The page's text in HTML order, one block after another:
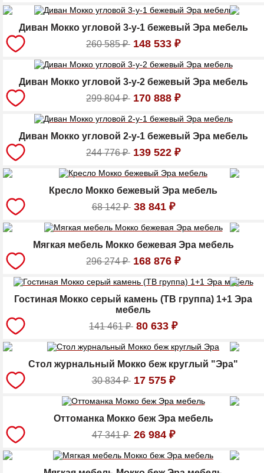
Диван Мокко угловой 3-у-1 бежевый Эра мебель
260 585₽ 148 533 ₽
Диван Мокко угловой 3-у-2 бежевый Эра мебель
299 804₽ 170 888 ₽
Диван Мокко угловой 2-у-1 бежевый Эра мебель
244 776₽ 139 522 ₽
Кресло Мокко бежевый Эра мебель
68 142₽ 38 841 ₽
Мягкая мебель Мокко бежевая Эра мебель
296 274₽ 168 876 ₽
Гостиная Мокко серый камень (ТВ группа) 1+1 Эра
мебель
141 461₽ 80 633 ₽
Стол журнальный Мокко беж круглый "Эра"
30 834₽ 17 575 ₽
Оттоманка Мокко беж Эра мебель
47 341₽ 26 984 ₽